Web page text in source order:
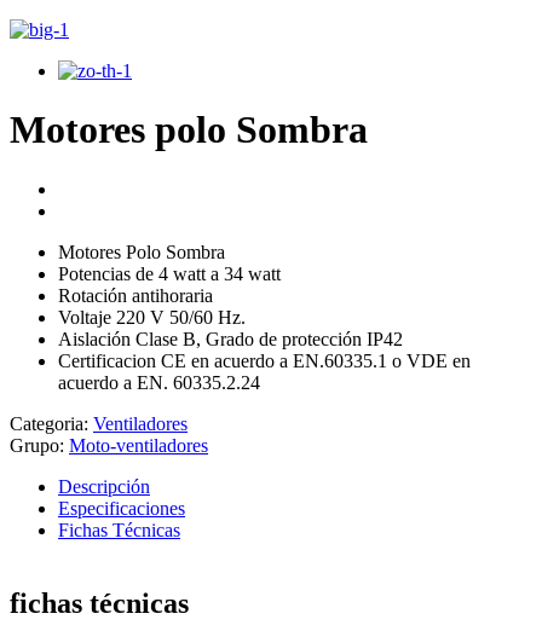
Motores polo Sombra
Motores Polo Sombra
Potencias de 4 watt a 34 watt
Rotación antihoraria
Voltaje 220 V 50/60 Hz.
Aislación Clase B, Grado de protección IP42
Certificacion CE en acuerdo a EN.60335.1 o VDE en
acuerdo a EN. 60335.2.24
Categoria: Ventiladores
Grupo: Moto-ventiladores
Descripción
Especificaciones
Fichas Técnicas
fichas técnicas